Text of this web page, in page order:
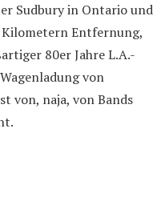
Sudbury in Ontario und
Entfernung,
80er Jahre L.A.-
von
von, naja, von Bands